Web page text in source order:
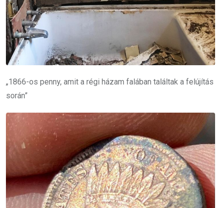
„1866-os penny, amit a régi házam falában találtak a felújítás
során”